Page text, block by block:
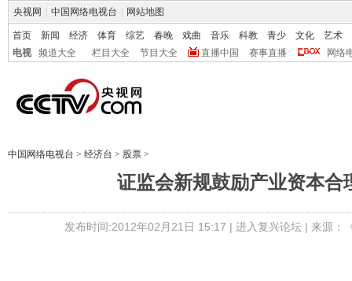
央视网 中国网络电视台 网站地图
首页 新闻 经济 体育 综艺 春晚 戏曲 音乐 科教 青少 文化
艺术
电视
频道大全 栏目大全 节目大全 直播中国 赛事直播 网络
中国网络电视台 > 经济台 > 股票 >
证监会新规鼓励产业资本合
发布时间:2012年02月21日 15:17 | 进入复兴论坛| 来源：